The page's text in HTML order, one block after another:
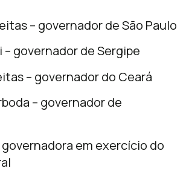
– governador de São Paulo
– governador de Sergipe
– governador do Ceará
– governador de
em exercício do